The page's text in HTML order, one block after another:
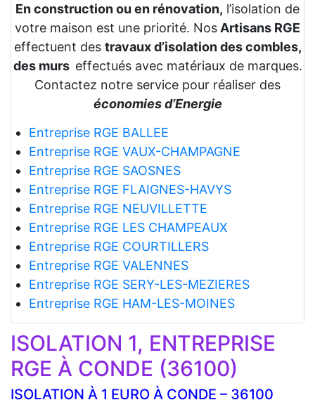
En construction ou en rénovation, l’isolation de
votre maison est une priorité. Nos Artisans RGE
effectuent des travaux d’isolation des combles,
des murs effectués avec matériaux de marques.
Contactez notre service pour réaliser des
économies d’Energie
Entreprise RGE BALLEE
Entreprise RGE VAUX-CHAMPAGNE
Entreprise RGE SAOSNES
Entreprise RGE FLAIGNES-HAVYS
Entreprise RGE NEUVILLETTE
Entreprise RGE LES CHAMPEAUX
Entreprise RGE COURTILLERS
Entreprise RGE VALENNES
Entreprise RGE SERY-LES-MEZIERES
Entreprise RGE HAM-LES-MOINES
ISOLATION 1, ENTREPRISE
RGE À CONDE (36100)
ISOLATION À 1 EURO À CONDE – 36100